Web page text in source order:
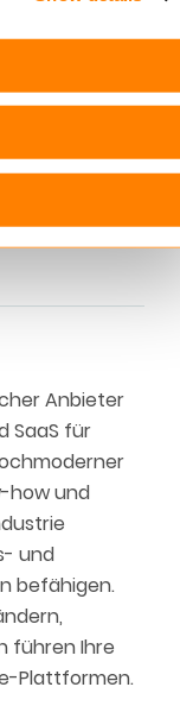
die das
stellen.
sagen,
Sie
Anbieter
SaaS für
how und
und
befähigen.
führen Ihre
Plattformen.